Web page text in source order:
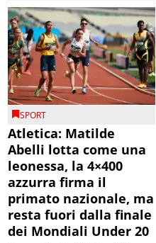
SPORT
Atletica: Matilde
Abelli lotta come una
leonessa, la 4×400
azzurra firma il
primato nazionale, ma
resta fuori dalla finale
dei Mondiali Under 20